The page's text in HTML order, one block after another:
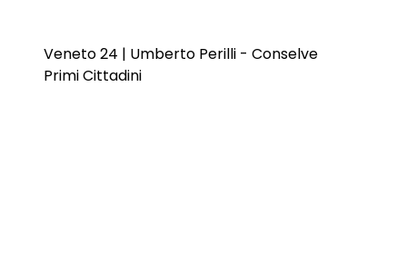
Veneto 24 | Umberto Perilli - Conselve
Primi Cittadini